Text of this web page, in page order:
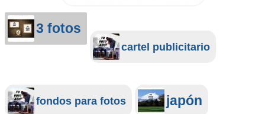
3 fotos
cartel publicitario
fondos para fotos japón